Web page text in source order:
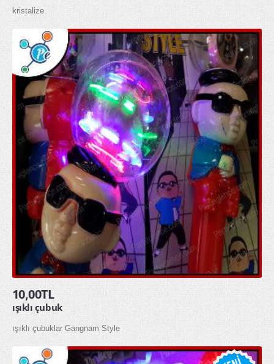
kristalize
10,00TL
ışıklı çubuk
ışıklı çubuklar Gangnam Style